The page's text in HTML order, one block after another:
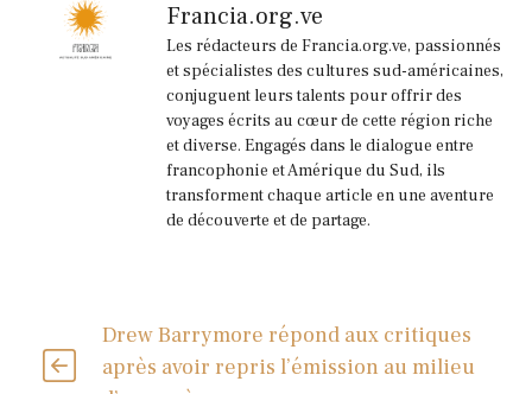
Francia.org.ve
Les rédacteurs de Francia.org.ve, passionnés
et spécialistes des cultures sud-américaines,
conjuguent leurs talents pour offrir des
voyages écrits au cœur de cette région riche
et diverse. Engagés dans le dialogue entre
francophonie et Amérique du Sud, ils
transforment chaque article en une aventure
de découverte et de partage.
Drew Barrymore répond aux critiques
après avoir repris l’émission au milieu